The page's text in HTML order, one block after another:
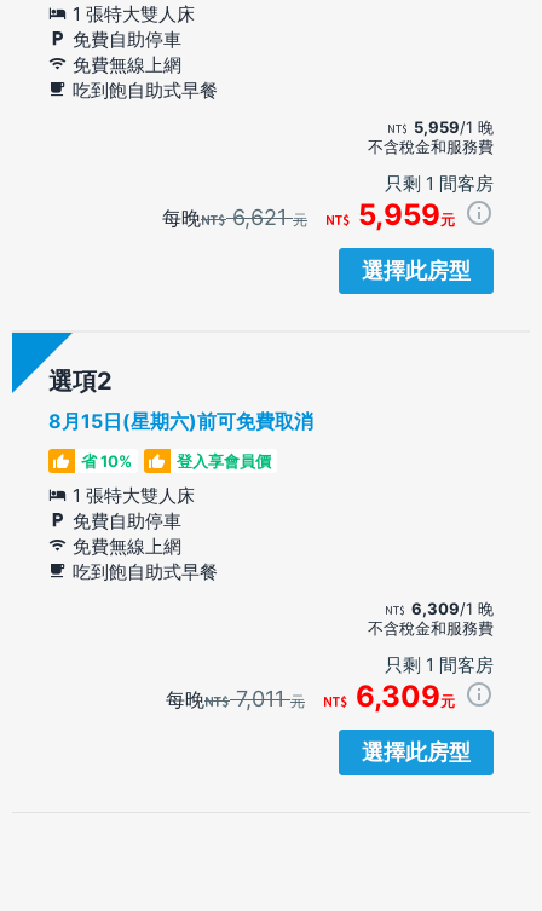
1 張特大雙人床
免費自助停車
免費無線上網
吃到飽自助式早餐
5,959/1 晚
不含稅金和服務費
只剩 1 間客房
每晚 6,621元 5,959元
選擇此房型
選項
8月15日(星期六)前可免費取消
省 10% 登入享會員價
1 張特大雙人床
免費自助停車
免費無線上網
吃到飽自助式早餐
6,309/1 晚
不含稅金和服務費
只剩 1 間客房
每晚 7,011元 6,309元
選擇此房型